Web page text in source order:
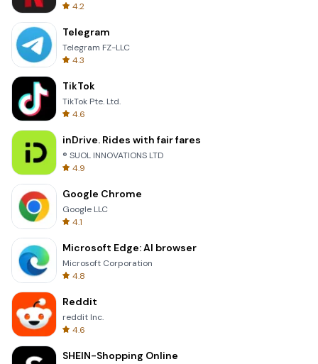
4.2
Telegram
Telegram FZ-LLC
4.3
TikTok
TikTok Pte. Ltd.
4.6
inDrive. Rides with fair fares
® SUOL INNOVATIONS LTD
4.9
Google Chrome
Google LLC
4.1
Microsoft Edge: AI browser
Microsoft Corporation
4.8
Reddit
reddit Inc.
4.6
SHEIN-Shopping Online